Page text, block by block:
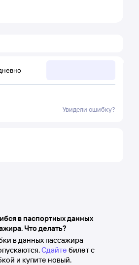
Увидели ошибку?
в паспортных данных
Что делать?
в данных пассажира
Сдайте билет с
и купите новый.